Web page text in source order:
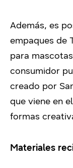
Además, es
empaques de
para
consumidor
creado por
que viene en
formas
Materiales